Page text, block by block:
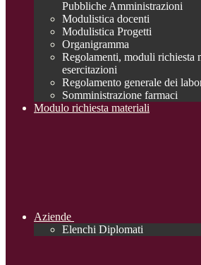
Pubbliche Amministrazioni
Modulistica docenti
Modulistica Progetti
Organigramma
Regolamenti, moduli richiesta
esercitazioni
Regolamento generale dei
Somministrazione farmaci
Modulo richiesta materiali
Aziende
Elenchi Diplomati